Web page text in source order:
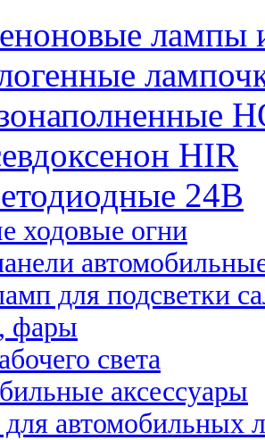
лампы
HIR
24B
ходовые огни
для подсветки
фары
света
аксессуары
автомобильных